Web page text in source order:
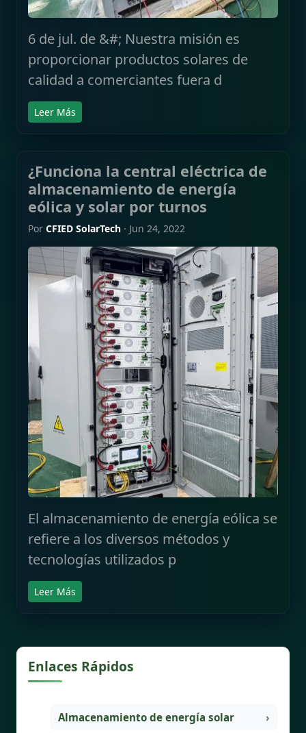
6 de jul. de &#; Nuestra misión es
proporcionar productos solares de
calidad a comerciantes fuera d
Leer Más
¿Funciona la central eléctrica de
almacenamiento de energía
eólica y solar por turnos
Por CFIED SolarTech · Jun 24, 2022
El almacenamiento de energía eólica se
refiere a los diversos métodos y
tecnologías utilizados p
Leer Más
Enlaces Rápidos
Almacenamiento de energía solar